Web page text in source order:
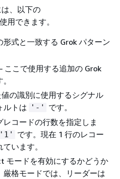
は、以下の
用できます。
形式と一致する Grok パターン
ここで使用する追加の Grok
の識別に使用するシグナル
ルトは
'-' です。
レコードの行数を指定しま
'1'
です。現在 1 行のレコー
います。
モードを有効にするかどうか
厳格モードでは、リーダーは